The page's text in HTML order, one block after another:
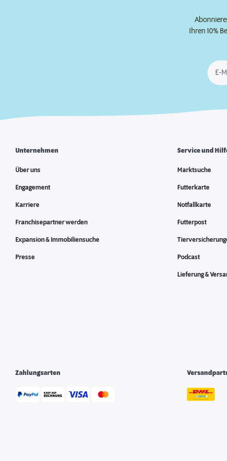
Ihren 10%
E-
Unternehmen
Über uns
Engagement
Karriere
Franchisepartner werden
Expansion & Immobiliensuche
Presse
Service und
Marktsuche
Futterkarte
Notfallkarte
Futterpost
Podcast
Lieferung &
Zahlungsarten